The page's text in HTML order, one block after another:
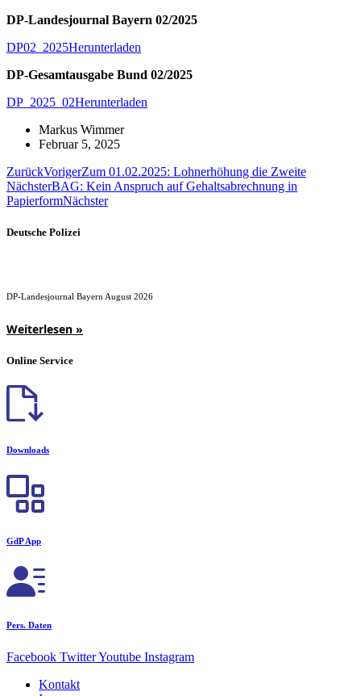
DP-Landesjournal Bayern 02/2025
DP02_2025Herunterladen
DP-Gesamtausgabe Bund 02/2025
DP_2025_02Herunterladen
Markus Wimmer
Februar 5, 2025
ZurückVorigerZum 01.02.2025: Lohnerhöhung die Zweite
NächsterBAG: Kein Anspruch auf Gehaltsabrechnung in
PapierformNächster
Deutsche Polizei
DP-Landesjournal Bayern August 2026
Weiterlesen »
Online Service
Downloads
GdP App
Pers. Daten
Facebook TwitterYoutube Instagram
Kontakt